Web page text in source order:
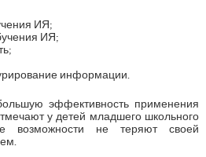
ИЯ;
ИЯ;
информации.
эффективность применения
у детей младшего школьного
возможности не теряют своей